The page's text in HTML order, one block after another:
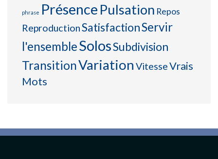
phrase Présence Pulsation Repos
ReproductionSatisfactionServir
l'ensembleSolosSubdivision
TransitionVariation VitesseVrais
Mots